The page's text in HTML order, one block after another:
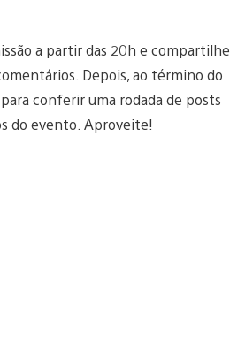
a partir das 20h e compartilhe
Depois, ao término do
conferir uma rodada de posts
do evento. Aproveite!